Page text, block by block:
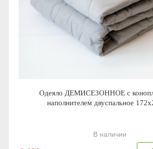
Одеяло ДЕМИСЕЗОННОЕ с
наполнителем двуспальное
В наличии